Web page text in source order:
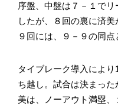
序盤、中盤は７－１で
したが、８回の裏に済
９回には、９－９の同点
タイブレーク導入によ
ち越し。試合は決まっ
美は、ノーアウト満塁